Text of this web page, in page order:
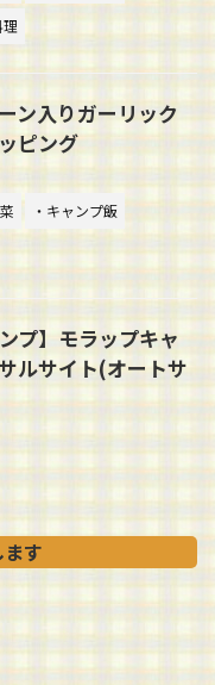
理
ン入りガーリック
ピング
・キャンプ飯
プ】モラップキャ
ルサイト(オートサ
す